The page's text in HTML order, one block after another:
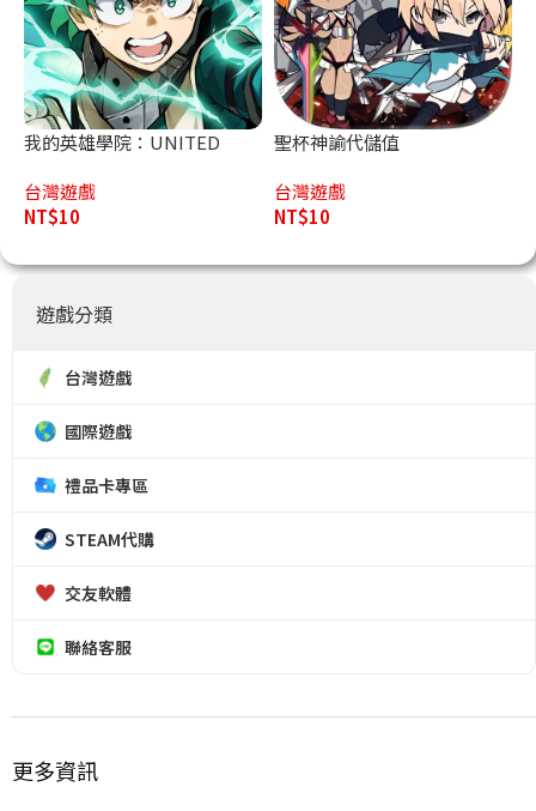
我的英雄學院：UNITED
台灣遊戲
NT$10
聖杯神諭代儲值
台灣遊戲
NT$10
遊戲分類
台灣遊戲
國際遊戲
禮品卡專區
STEAM代購
交友軟體
聯絡客服
更多資訊